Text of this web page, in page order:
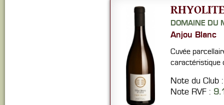
DOMAINE DU
Anjou Blanc
Cuvée
caractéristique
Note du Club
Note RVF :